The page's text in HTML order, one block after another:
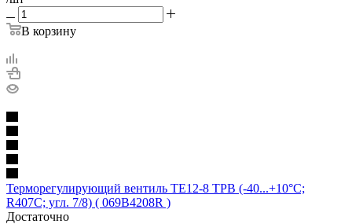
В корзину
Терморегулирующий вентиль TE12-8 ТРВ (-40...+10°C;
R407C; угл. 7/8) ( 069B4208R )
Достаточно